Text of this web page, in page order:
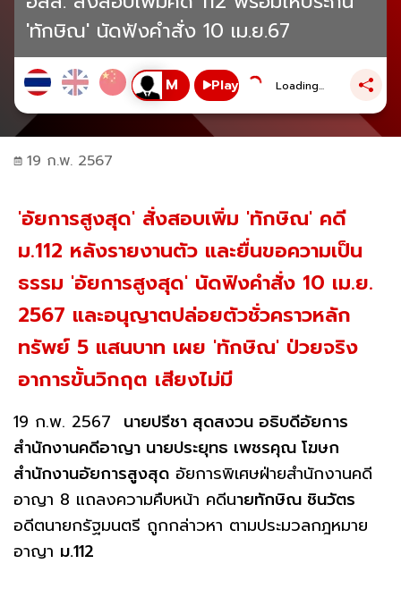
'ทักษิณ' นัดฟังคำสั่ง 10 เม.ย.67
Play Loading...
19 ก.พ. 2567
'อัยการสูงสุด' สั่งสอบเพิ่ม 'ทักษิณ' คดี
ม.112 หลังรายงานตัว และยื่นขอความเป็น
ธรรม 'อัยการสูงสุด' นัดฟังคำสั่ง 10 เม.ย.
2567 และอนุญาตปล่อยตัวชั่วคราวหลัก
ทรัพย์ 5 แสนบาท เผย 'ทักษิณ' ป่วยจริง
อาการขั้นวิกฤต เสียงไม่มี
19 ก.พ. 2567 นายปรีชา สุดสงวน อธิบดีอัยการ
สำนักงานคดีอาญา นายประยุทธ เพชรคุณ โฆษก
สำนักงานอัยการสูงสุด อัยการพิเศษฝ่ายสำนักงานคดี
อาญา 8 แถลงความคืบหน้า คดีนายทักษิณ ชินวัตร
อดีตนายกรัฐมนตรี ถูกกล่าวหา ตามประมวลกฎหมาย
อาญา ม.112